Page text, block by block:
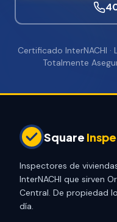
Certificado InterNACHI
Totalmente
Square
Inspectores de
InterNACHI que sirven
Central. De propiedad
día.